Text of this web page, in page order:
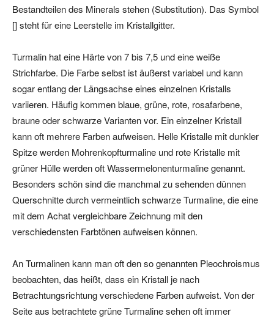
Bestandteilen des Minerals stehen (Substitution). Das Symbol
[] steht für eine Leerstelle im Kristallgitter.
Turmalin hat eine Härte von 7 bis 7,5 und eine weiße
Strichfarbe. Die Farbe selbst ist äußerst variabel und kann
sogar entlang der Längsachse eines einzelnen Kristalls
variieren. Häufig kommen blaue, grüne, rote, rosafarbene,
braune oder schwarze Varianten vor. Ein einzelner Kristall
kann oft mehrere Farben aufweisen. Helle Kristalle mit dunkler
Spitze werden Mohrenkopfturmaline und rote Kristalle mit
grüner Hülle werden oft Wassermelonenturmaline genannt.
Besonders schön sind die manchmal zu sehenden dünnen
Querschnitte durch vermeintlich schwarze Turmaline, die eine
mit dem Achat vergleichbare Zeichnung mit den
verschiedensten Farbtönen aufweisen können.
An Turmalinen kann man oft den so genannten Pleochroismus
beobachten, das heißt, dass ein Kristall je nach
Betrachtungsrichtung verschiedene Farben aufweist. Von der
Seite aus betrachtete grüne Turmaline sehen oft immer